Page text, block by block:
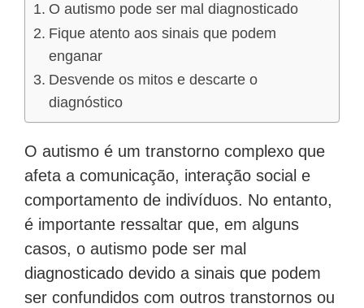
O autismo pode ser mal diagnosticado
Fique atento aos sinais que podem
enganar
Desvende os mitos e descarte o
diagnóstico
O autismo é um transtorno complexo que
afeta a comunicação, interação social e
comportamento de indivíduos. No entanto,
é importante ressaltar que, em alguns
casos, o autismo pode ser mal
diagnosticado devido a sinais que podem
ser confundidos com outros transtornos ou